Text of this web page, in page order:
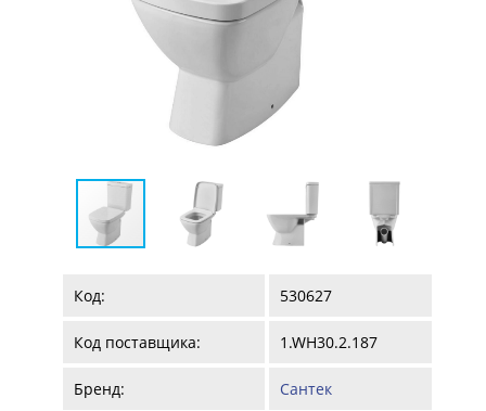
Код: 530627
Код поставщика: 1.WH30.2.187
Бренд: Сантек